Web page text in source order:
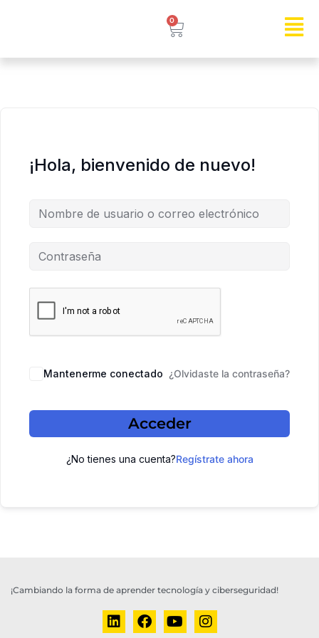
0
¡Hola, bienvenido de nuevo!
Mantenerme conectado ¿Olvidaste la contraseña?
Acceder
¿No tienes una cuenta?Regístrate ahora
¡Cambiando la forma de aprender tecnología y ciberseguridad!